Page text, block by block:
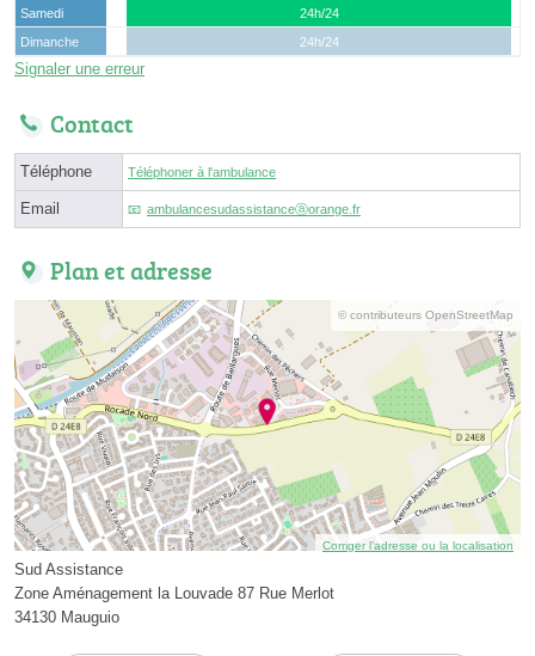
Samedi
24h/24
Dimanche
24h/24
Signaler une erreur
Contact
Téléphone Téléphoner à l'ambulance
Email ambulancesudassistanceⓐorange.fr
Plan et adresse
© contributeurs OpenStreetMap
Corriger l’adresse ou la localisation
Sud Assistance
Zone Aménagement la Louvade 87 Rue Merlot
34130 Mauguio